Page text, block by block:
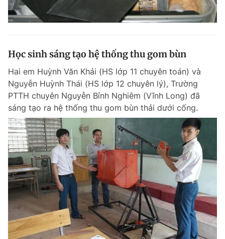
Học sinh sáng tạo hệ thống thu gom bùn
Hai em Huỳnh Văn Khải (HS lớp 11 chuyên toán) và
Nguyễn Huỳnh Thái (HS lớp 12 chuyên lý), Trường
PTTH chuyên Nguyễn Bỉnh Nghiêm (Vĩnh Long) đã
sáng tạo ra hệ thống thu gom bùn thải dưới cống.